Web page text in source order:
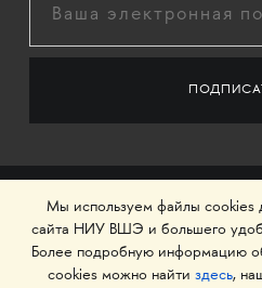
Мы используем файлы cookies
сайта НИУ ВШЭ и большего
Более подробную информацию
cookies можно найти здесь,